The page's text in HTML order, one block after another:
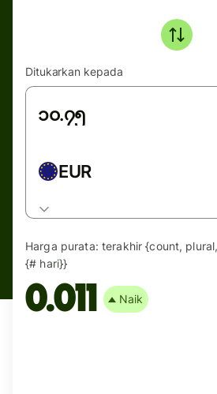
Ditukarkan kepada
EUR
Harga purata: terakhir {count,
{# hari}}
0.011 Naik